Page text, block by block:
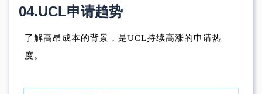
04.UCL申请趋势
了解高昂成本的背景，是UCL持续高涨的申请热
度。